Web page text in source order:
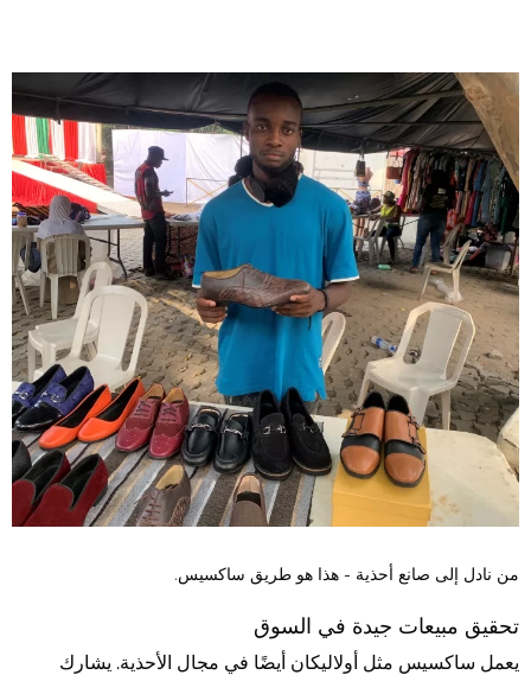
من نادل إلى صانع أحذية - هذا هو طريق ساكسيس.
تحقيق مبيعات جيدة في السوق
يعمل ساكسيس مثل أولاليكان أيضًا في مجال الأحذية. يشارك